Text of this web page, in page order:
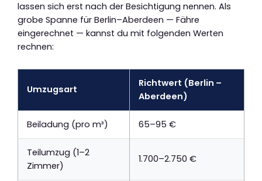
lassen sich erst nach der Besichtigung nennen. Als
grobe Spanne für Berlin–Aberdeen — Fähre
eingerechnet — kannst du mit folgenden Werten
rechnen:
Umzugsart
Richtwert (Berlin –
Aberdeen)
Beiladung (pro m³) 65–95 €
Teilumzug (1–2
Zimmer)
1.700–2.750 €